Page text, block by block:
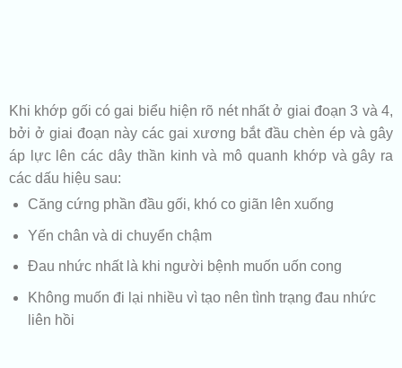
Khi khớp gối có gai biểu hiện rõ nét nhất ở giai đoạn 3 và 4,
bởi ở giai đoạn này các gai xương bắt đầu chèn ép và gây
áp lực lên các dây thần kinh và mô quanh khớp và gây ra
các dấu hiệu sau:
Căng cứng phần đầu gối, khó co giãn lên xuống
Yến chân và di chuyển chậm
Đau nhức nhất là khi người bệnh muốn uốn cong
Không muốn đi lại nhiều vì tạo nên tình trạng đau nhức
liên hồi